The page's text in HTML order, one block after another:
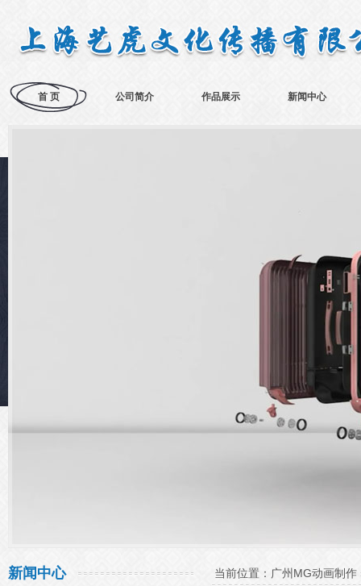
首 页 公司简介 作品展示 新闻中心
新闻中心 当前位置： 广州MG动画制作